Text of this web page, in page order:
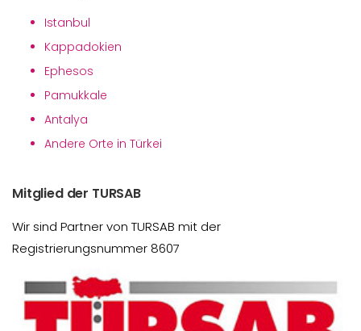
Istanbul
Kappadokien
Ephesos
Pamukkale
Antalya
Andere Orte in Türkei
Mitglied der TURSAB
Wir sind Partner von TURSAB mit der
Registrierungsnummer 8607